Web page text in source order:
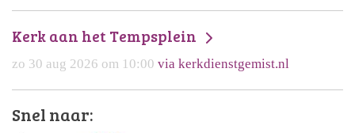
Kerk aan het Tempsplein
zo 30 aug 2026 om 10:00 via kerkdienstgemist.nl
Snel naar: